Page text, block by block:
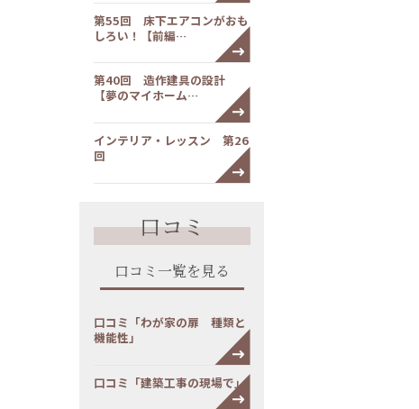
第55回 床下エアコンがおも
しろい！【前編…
第40回 造作建具の設計
【夢のマイホーム…
インテリア・レッスン 第26
回
口コミ
口コミ一覧を見る
口コミ「わが家の扉 種類と
機能性」
口コミ「建築工事の現場で」